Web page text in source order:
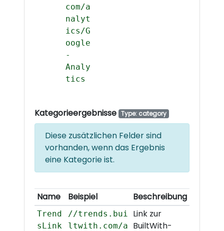
com/a
nalyt
ics/G
oogle
-
Analy
tics
Kategorieergebnisse Type: category
Diese zusätzlichen Felder sind
vorhanden, wenn das Ergebnis
eine Kategorie ist.
Name Beispiel Beschreibung
Trend
sLink
//trends.bui
ltwith.com/a
Link zur
BuiltWith-